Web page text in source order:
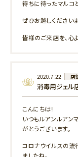
待ちに待ったマルコ
ぜひお越しください
皆様のご来店を、心
2020.7.22 店
消毒用ジェ
こんにちは!
いつもルアンルアン
がとうございます。
コロナウイルスの流